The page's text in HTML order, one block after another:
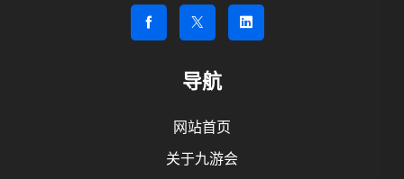
导航
网站首页
关于九游会